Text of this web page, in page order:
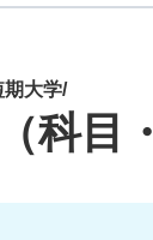
期大学/
科目